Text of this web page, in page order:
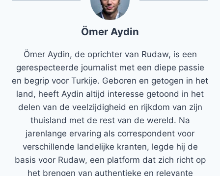
Ömer Aydin
Ömer Aydin, de oprichter van Rudaw, is een
gerespecteerde journalist met een diepe passie
en begrip voor Turkije. Geboren en getogen in het
land, heeft Aydin altijd interesse getoond in het
delen van de veelzijdigheid en rijkdom van zijn
thuisland met de rest van de wereld. Na
jarenlange ervaring als correspondent voor
verschillende landelijke kranten, legde hij de
basis voor Rudaw, een platform dat zich richt op
het brengen van authentieke en relevante